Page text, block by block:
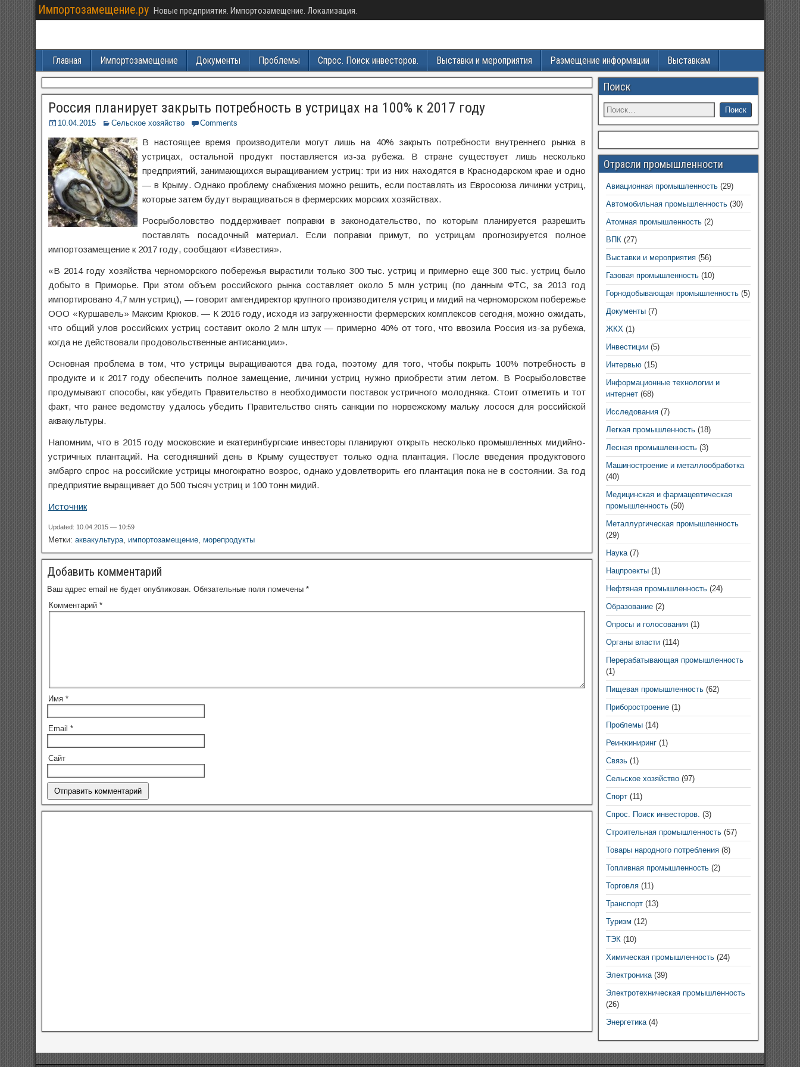
Импортозамещение.ру Новые предприятия. Импортозамещение. Локализация.
Главная Импортозамещение Документы Проблемы Спрос. Поиск инвесторов. Выставки и мероприятия Размещение информации Выставкам
Россия планирует закрыть потребность в устрицах на 100% к 2017 году
10.04.2015 Сельское хозяйство Comments
В настоящее время производители могут лишь на 40% закрыть потребности внутреннего рынка в
устрицах, остальной продукт поставляется из-за рубежа. В стране существует лишь несколько
предприятий, занимающихся выращиванием устриц: три из них находятся в Краснодарском крае и одно
— в Крыму. Однако проблему снабжения можно решить, если поставлять из Евросоюза личинки устриц,
которые затем будут выращиваться в фермерских морских хозяйствах.
Росрыболовство поддерживает поправки в законодательство, по которым планируется разрешить
поставлять посадочный материал. Если поправки примут, по устрицам прогнозируется полное
импортозамещение к 2017 году, сообщают «Известия».
«В 2014 году хозяйства черноморского побережья вырастили только 300 тыс. устриц и примерно еще 300 тыс. устриц было
добыто в Приморье. При этом объем российского рынка составляет около 5 млн устриц (по данным ФТС, за 2013 год
импортировано 4,7 млн устриц), — говорит амгендиректор крупного производителя устриц и мидий на черноморском побережье
ООО «Куршавель» Максим Крюков. — К 2016 году, исходя из загруженности фермерских комплексов сегодня, можно ожидать,
что общий улов российских устриц составит около 2 млн штук — примерно 40% от того, что ввозила Россия из-за рубежа,
когда не действовали продовольственные антисанкции».
Основная проблема в том, что устрицы выращиваются два года, поэтому для того, чтобы покрыть 100% потребность в
продукте и к 2017 году обеспечить полное замещение, личинки устриц нужно приобрести этим летом. В Росрыболовстве
продумывают способы, как убедить Правительство в необходимости поставок устричного молодняка. Стоит отметить и тот
факт, что ранее ведомству удалось убедить Правительство снять санкции по норвежскому мальку лосося для российской
аквакультуры.
Напомним, что в 2015 году московские и екатеринбургские инвесторы планируют открыть несколько промышленных мидийно-
устричных плантаций. На сегодняшний день в Крыму существует только одна плантация. После введения продуктового
эмбарго спрос на российские устрицы многократно возрос, однако удовлетворить его плантация пока не в состоянии. За год
предприятие выращивает до 500 тысяч устриц и 100 тонн мидий.
Источник
Updated: 10.04.2015 — 10:59
Метки: аквакультура, импортозамещение, морепродукты
Добавить комментарий
Ваш адрес email не будет опубликован. Обязательные поля помечены *
Комментарий *
Имя *
Email *
Сайт
Поиск
Отрасли промышленности
Авиационная промышленность(29)
Автомобильная промышленность(30)
Атомная промышленность(2)
ВПК(27)
Выставки и мероприятия(56)
Газовая промышленность(10)
Горнодобывающая промышленность(5)
Документы(7)
ЖКХ(1)
Инвестиции(5)
Интервью(15)
Информационные технологии и
интернет(68)
Исследования(7)
Легкая промышленность(18)
Лесная промышленность(3)
Машиностроение и металлообработка
(40)
Медицинская и фармацевтическая
промышленность(50)
Металлургическая промышленность
(29)
Наука(7)
Нацпроекты(1)
Нефтяная промышленность(24)
Образование(2)
Опросы и голосования(1)
Органы власти(114)
Перерабатывающая промышленность
(1)
Пищевая промышленность(62)
Приборостроение(1)
Проблемы(14)
Реинжиниринг(1)
Связь(1)
Сельское хозяйство(97)
Спорт(11)
Спрос. Поиск инвесторов. (3)
Строительная промышленность(57)
Товары народного потребления(8)
Топливная промышленность(2)
Торговля(11)
Транспорт(13)
Туризм (12)
ТЭК(10)
Химическая промышленность(24)
Электроника(39)
Электротехническая промышленность
(26)
Энергетика(4)